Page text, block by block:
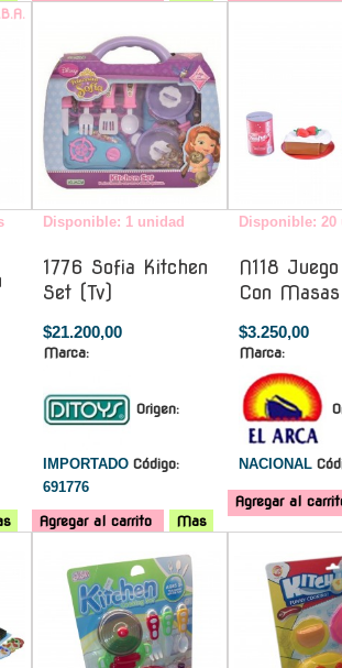
Disponible: 1 unidad
1776 Sofia Kitchen
Set (Tv)
$21.200,00
Marca:
Origen:
IMPORTADO Código:
691776
Agregar al carrito Mas
Disponible: 20
N118
Con Masas
$3.250,00
Marca:
NACIONAL
Agregar al